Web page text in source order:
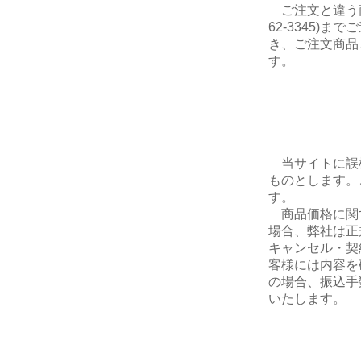
ご注文と違う
62-3345)まで
き、ご注文商
す。
当サイトに誤
ものとします
す。
商品価格に関
場合、弊社は
キャンセル・
客様には内容
の場合、振込
いたします。